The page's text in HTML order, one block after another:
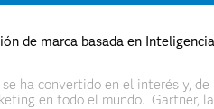
de marca basada en
ha convertido en el interés y, de
en todo el mundo. Gartner,